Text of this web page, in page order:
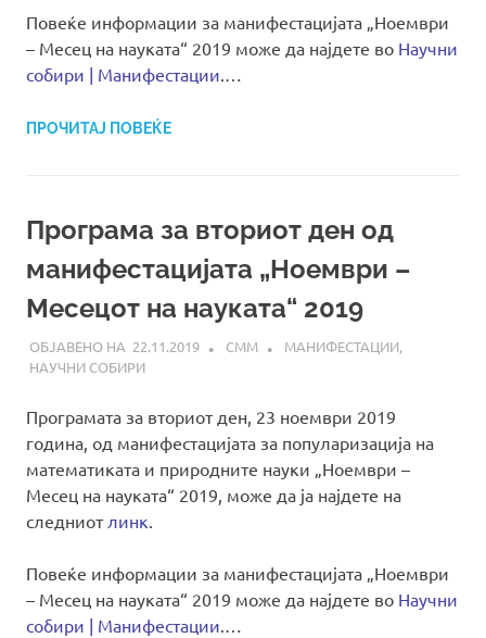
Повеќе информации за манифестацијата „Ноември
– Месец на науката“ 2019 може да најдете во Научни
собири | Манифестации.…
ПРОЧИТАЈ ПОВЕЌЕ
Програма за вториот ден од
манифестацијата „Ноември –
Месецот на науката“ 2019
22.11.2019 СММ МАНИФЕСТАЦИИ,
НАУЧНИ СОБИРИ
Програмата за вториот ден, 23 ноември 2019
година, од манифестацијата за популаризација на
математиката и природните науки „Ноември –
Месец на науката“ 2019, може да ја најдете на
следниот линк
Повеќе информации за манифестацијата „Ноември
– Месец на науката“ 2019 може да најдете во Научни
собири | Манифестации